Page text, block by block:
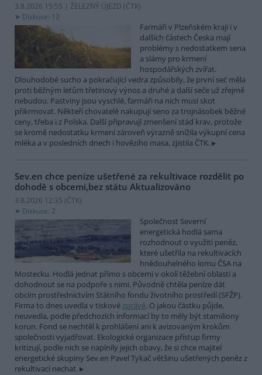
3.8.2026 15:55 | ŽELEZNÝ ÚJEZD (ČTK)
Diskuse: 12
Farmáři v Plzeňském kraji i v
dalších částech Česka mají
problémy s nedostatkem sena
a slámy pro krmení
hospodářských zvířat.
Dlouhodobé sucho a pokračující vedra způsobily, že první seč měla
proti běžným letům třetinový výnos a druhé a další seče už zřejmě
nebudou. Pastviny jsou vyschlé, farmáři na nich musí skot
přikrmovat. Někteří chovatelé nakupují seno za trojnásobek běžné
ceny, třeba i z Polska. Další připravují zmenšení stád krav, protože
se kromě nedostatku krmení zároveň výrazně snížila výkupní cena
mléka a v posledních dnech i hovězího masa, zjistila ČTK.
Sev.en chce peníze ušetřené za rekultivace rozdělit po
dohodě s obcemi,bez státu Aktualizováno
3.8.2026 12:35 (ČTK)
Diskuse: 2
Společnost Severní
energetická hodlá sama
rozhodnout o využití peněz,
které ušetřila na rekultivacích
hnědouhelného lomu ČSA na
Mostecku. Hodlá jednat přímo s obcemi v okolí těžební oblasti a
dohodnout se na podpoře s nimi. Původně chtěla peníze dát
obcím prostřednictvím Státního fondu životního prostředí (SFŽP).
Firma to dnes uvedla v tiskovézprávě. O jakou částku půjde,
neuvedla, podle předchozích informací by to měly být stamiliony
korun. Fond se nechtěl k prohlášení ani k avizovaným krokům
společnosti vyjadřovat. Ekologické organizace přístup firmy
kritizují, podle nich se naplnily jejich obavy, že si chce majitel
energetické skupiny Sev.en Pavel Tykač většinu ušetřených peněz z
rekultivací nechat.